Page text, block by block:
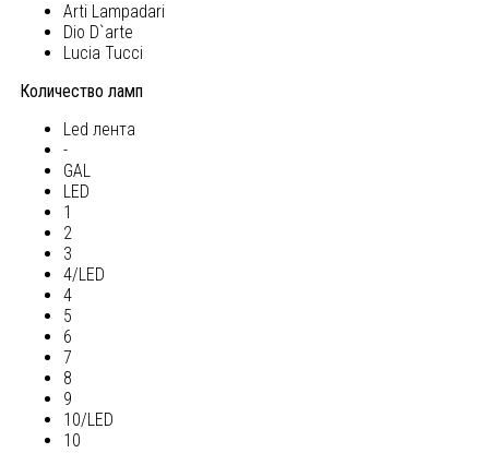
Arti Lampadari
Dio D`arte
Lucia Tucci
Количество ламп
Led лента
-
GAL
LED
1
2
3
4/LED
4
5
6
7
8
9
10/LED
10